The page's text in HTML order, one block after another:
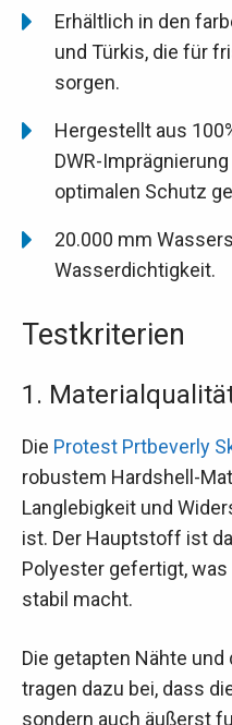
Erhältlich in den
und Türkis, die für
sorgen.
Hergestellt aus
DWR-
optimalen Schutz
20.000 mm
Wasserdichtigkeit.
Testkriterien
1.
Die Protest Prtbeverly
robustem Hardshell-
Langlebigkeit und
ist. Der Hauptstoff ist
Polyester gefertigt,
stabil macht.
Die getapten Nähte und
tragen dazu bei, dass
sondern auch äußerst